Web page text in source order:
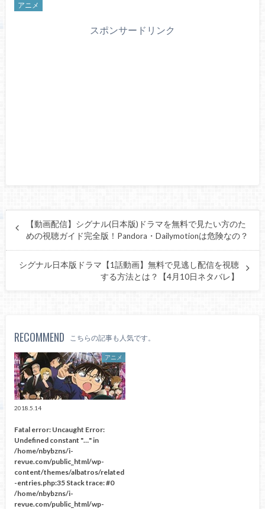
アニメ
スポンサードリンク
【動画配信】シグナル(日本版)ドラマを無料で見たい方のた
めの視聴ガイド完全版！Pandora・Dailymotionは危険なの？
シグナル日本版ドラマ【1話動画】無料で見逃し配信を視聴
する方法とは？【4月10日ネタバレ】
RECOMMEND こちらの記事も人気です。
アニメ
2018.5.14
Fatal error: Uncaught Error:
Undefined constant "…" in
/home/nbybzns/i-
revue.com/public_html/wp-
content/themes/albatros/related
-entries.php:35 Stack trace: #0
/home/nbybzns/i-
revue.com/public_html/wp-